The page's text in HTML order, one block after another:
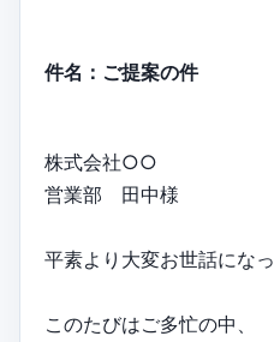
件名：ご提案の件
株式会社○○
営業部 田中様
平素より大変お世話になっ
このたびはご多忙の中、